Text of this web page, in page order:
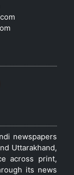
newspapers
Uttarakhand,
across print,
its news